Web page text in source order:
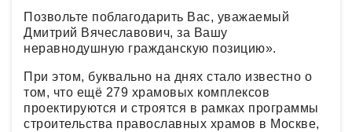
Позвольте поблагодарить Вас, уважаемый
Дмитрий Вячеславович, за Вашу
неравнодушную гражданскую позицию».
При этом, буквально на днях стало известно о
том, что ещё 279 храмовых комплексов
проектируются и строятся в рамках программы
строительства православных храмов в Москве,